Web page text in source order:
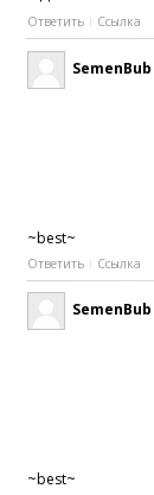
Ответить Ссылка
SemenBub
~best~
Ответить Ссылка
SemenBub
~best~